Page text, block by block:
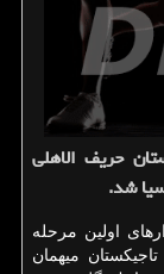
حریف الاهلی
شد.
اولین مرحله
میهمان